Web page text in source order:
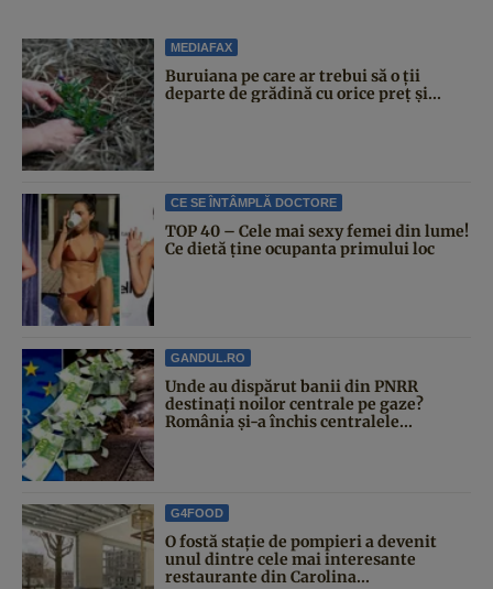
MEDIAFAX
Buruiana pe care ar trebui să o ții
departe de grădină cu orice preț și...
CE SE ÎNTÂMPLĂ DOCTORE
TOP 40 – Cele mai sexy femei din lume!
Ce dietă ține ocupanta primului loc
GANDUL.RO
Unde au dispărut banii din PNRR
destinați noilor centrale pe gaze?
România și-a închis centralele...
G4FOOD
O fostă stație de pompieri a devenit
unul dintre cele mai interesante
restaurante din Carolina...